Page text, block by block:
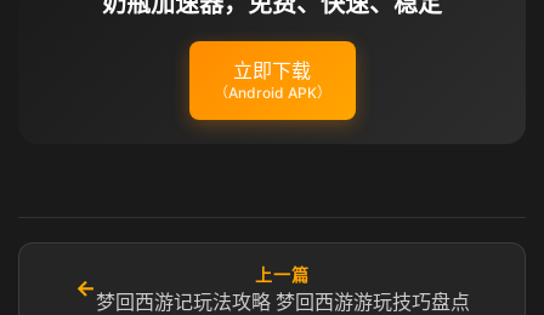
立即下载
（Android APK）
←
上一篇
梦回西游记玩法攻略 梦回西游游玩技巧盘点